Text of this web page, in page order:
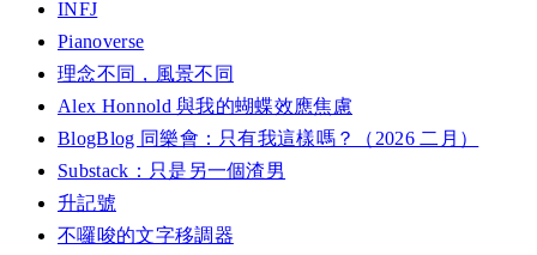
INFJ
Pianoverse
理念不同，風景不同
Alex Honnold 與我的蝴蝶效應焦慮
BlogBlog 同樂會：只有我這樣嗎？（2026 二月）
Substack：只是另一個渣男
升記號
不囉唆的文字移調器